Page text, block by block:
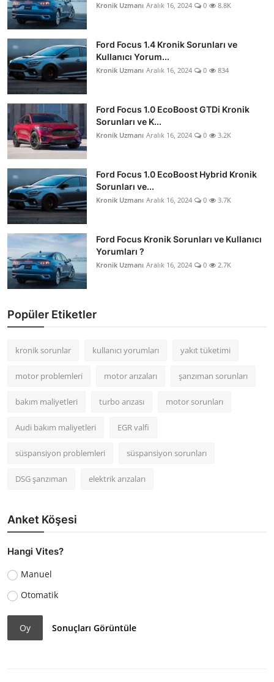
Kronik Uzmanı Aralık 16, 2024 0 8.8K
Ford Focus 1.4 Kronik Sorunları ve
Kullanıcı Yorum...
Kronik Uzmanı Aralık 16, 2024 0 834
Ford Focus 1.0 EcoBoost GTDi Kronik
Sorunları ve K...
Kronik Uzmanı Aralık 16, 2024 0 3.2K
Ford Focus 1.0 EcoBoost Hybrid Kronik
Sorunları ve...
Kronik Uzmanı Aralık 16, 2024 0 3.7K
Ford Focus Kronik Sorunları ve Kullanıcı
Yorumları ?
Kronik Uzmanı Aralık 16, 2024 0 2.7K
Popüler Etiketler
kronik sorunlar kullanıcı yorumları yakıt tüketimi
motor problemleri motor arızaları şanzıman sorunları
bakım maliyetleri turbo arızası motor sorunları
Audi bakım maliyetleri EGR valfi
süspansiyon problemleri süspansiyon sorunları
DSG şanzıman elektrik arızaları
Anket Köşesi
Hangi Vites?
Manuel
Otomatik
Oy Sonuçları Görüntüle